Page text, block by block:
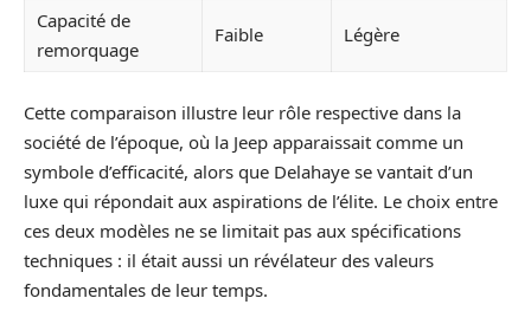
Capacité de
remorquage
Faible Légère
Cette comparaison illustre leur rôle respective dans la
société de l’époque, où la Jeep apparaissait comme un
symbole d’efficacité, alors que Delahaye se vantait d’un
luxe qui répondait aux aspirations de l’élite. Le choix entre
ces deux modèles ne se limitait pas aux spécifications
techniques : il était aussi un révélateur des valeurs
fondamentales de leur temps.